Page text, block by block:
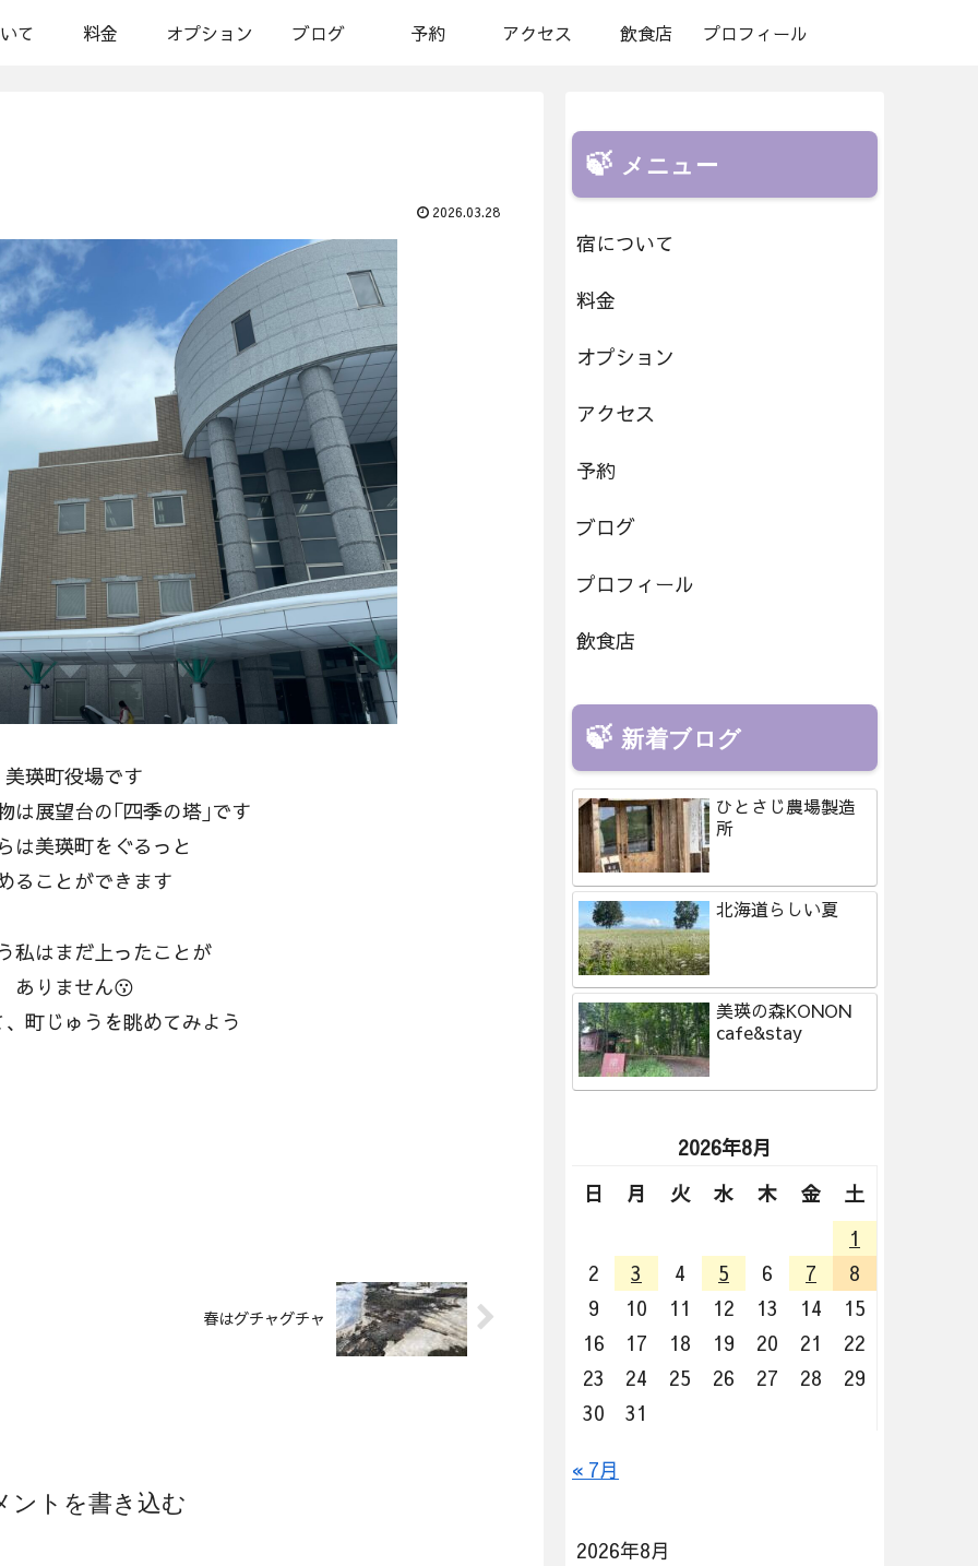
て 料金 オプション ブログ 予約 アクセス 飲食店 プロフィール
2026.03.28
美瑛町役場です
は展望台の｢四季の塔｣です
は美瑛町をぐるっと
ることができます
私はまだ上ったことが
ありません😗
町じゅうを眺めてみよう
春はグチャグチャ
ントを書き込む
メニュー
宿について
料金
オプション
アクセス
予約
ブログ
プロフィール
飲食店
新着ブログ
ひとさじ農場製造
所
北海道らしい夏
美瑛の森KONON
cafe&stay
2026年8月
日
月 火 水 木 金
土
1
2
3 4 5 6 7
8
9
10 11 12 13 14
15
16
17 18 19 20 21
22
23
24 25 26 27 28
29
30
31
« 7月
2026年8月